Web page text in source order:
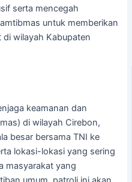
serta mencegah
untuk memberikan
di wilayah Kabupaten
keamanan dan
di wilayah Cirebon,
besar bersama TNI ke
lokasi-lokasi yang sering
masyarakat yang